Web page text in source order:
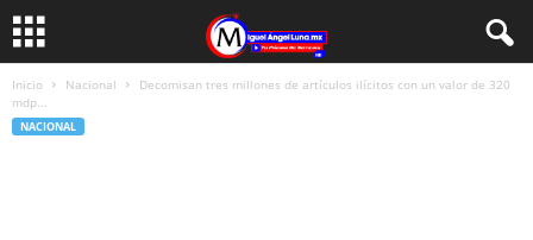
Inicio Nacional
Decomisan tres millones de artículos ilícitos con un valor de 320
mdp...
NACIONAL